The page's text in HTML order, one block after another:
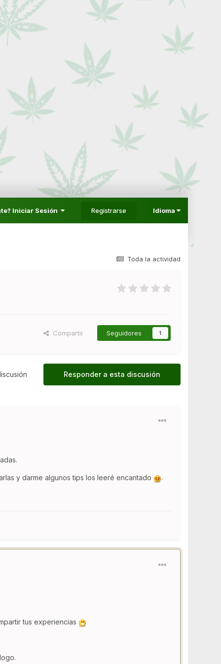
Iniciar Sesión Registrarse Idioma
Toda la actividad
Compartir Seguidores 1
Responder a esta discusión
y darme algunos tips los leeré encantado .
tus experiencias